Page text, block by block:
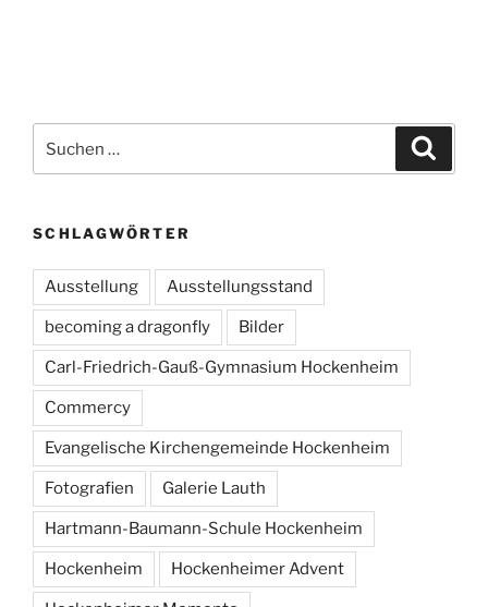
nach:
SCHLAGWÖRTER
Ausstellung Ausstellungsstand
becoming a dragonfly Bilder
Carl-Friedrich-Gauß-Gymnasium Hockenheim
Commercy
Evangelische Kirchengemeinde Hockenheim
Fotografien Galerie Lauth
Hartmann-Baumann-Schule Hockenheim
Hockenheim Hockenheimer Advent